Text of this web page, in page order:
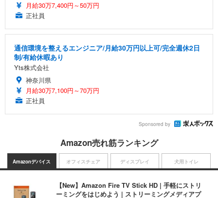
月給30万7,400円～50万円
正社員
通信環境を整えるエンジニア/月給30万円以上可/完全週休2日
制/有給休暇あり
Yts株式会社
神奈川県
月給30万7,100円～70万円
正社員
Sponsored by
Amazon売れ筋ランキング
Amazonデバイス
【New】Amazon Fire TV Stick HD | 手軽にストリ
ーミングをはじめよう | ストリーミングメディアプ
オフィスチェア ディスプレイ 犬用トイレ